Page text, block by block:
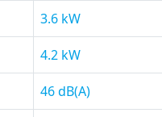
3.6 kW
4.2 kW
46 dB(A)